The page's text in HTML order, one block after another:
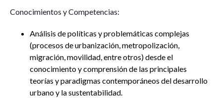
Conocimientos y Competencias:
Análisis de políticas y problemáticas complejas
(procesos de urbanización, metropolización,
migración, movilidad, entre otros) desde el
conocimiento y comprensión de las principales
teorías y paradigmas contemporáneos del desarrollo
urbano y la sustentabilidad.